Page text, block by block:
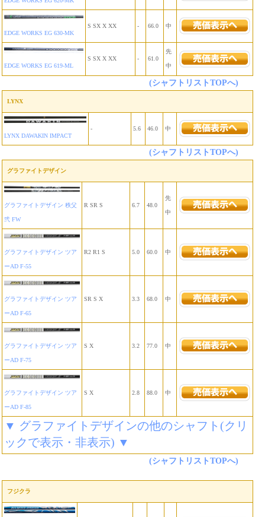
EDGE WORKS EG 630-MK
S SX X XX - 66.0 中
EDGE WORKS EG 619-ML
S SX X XX - 61.0
先
中
(シャフトリストTOPへ)
LYNX
LYNX DAWAKIN IMPACT
- 5.6 46.0 中
(シャフトリストTOPへ)
グラファイトデザイン
グラファイトデザイン 秩父
弐 FW
R SR S 6.7 48.0
先
中
グラファイトデザイン ツア
ーAD F-55
R2 R1 S 5.0 60.0 中
グラファイトデザイン ツア
ーAD F-65
SR S X 3.3 68.0 中
グラファイトデザイン ツア
ーAD F-75
S X 3.2 77.0 中
グラファイトデザイン ツア
ーAD F-85
S X 2.8 88.0 中
▼ グラファイトデザインの他のシャフト(クリ
ックで表示・非表示) ▼
(シャフトリストTOPへ)
フジクラ